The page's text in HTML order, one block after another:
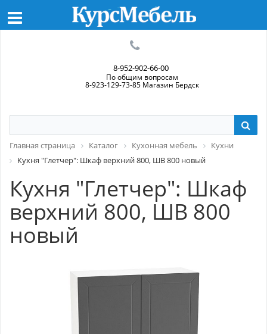
8-952-902-66-00
По общим вопросам
8-923-129-73-85 Магазин Бердск
Главная страница Каталог Кухонная мебель
Кухни
Кухня "Глетчер": Шкаф верхний 800, ШВ 800 новый
Кухня "Глетчер": Шкаф
верхний 800, ШВ 800
новый